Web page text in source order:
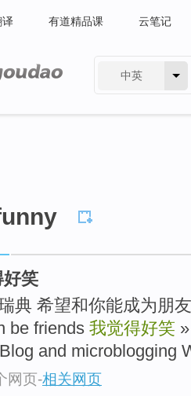
译 有道精品课 云笔记
中英
笑
典 希望和你能成为朋
be friends 我觉得好笑
and microblogging
网页-相关网页